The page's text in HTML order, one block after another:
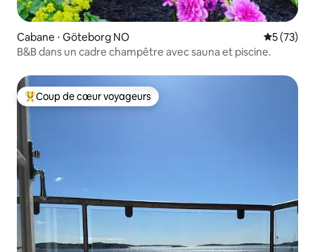
Cabane ⋅ Göteborg NO
5 (73)
B&B dans un cadre champêtre avec sauna et piscine.
Coups de cœur voyageurs les plus appréciés
Coup de cœur voyageurs